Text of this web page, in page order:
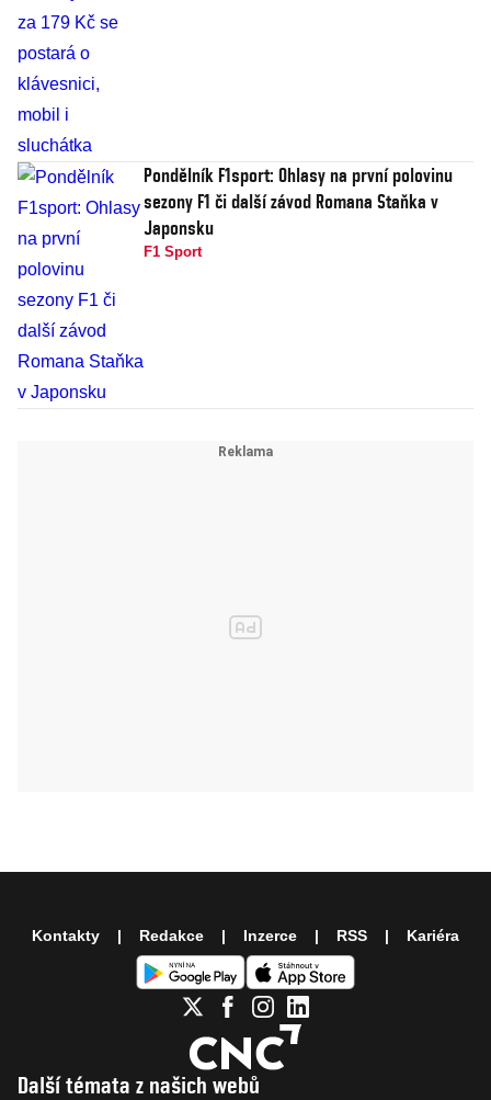
Pondělník F1sport: Ohlasy na první polovinu
sezony F1 či další závod Romana Staňka v
Japonsku
F1 Sport
Další témata z našich webů
Kontakty Redakce Inzerce RSS Kariéra